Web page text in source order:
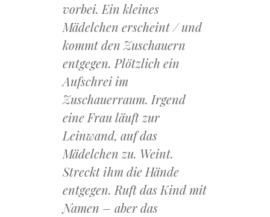
vorbei. Ein kleines
Mädelchen erscheint / und
kommt den Zuschauern
entgegen. Plötzlich ein
Aufschrei im
Zuschauerraum. Irgend
eine Frau läuft zur
Leinwand, auf das
Mädelchen zu. Weint.
Streckt ihm die Hände
entgegen. Ruft das Kind mit
Namen – aber das